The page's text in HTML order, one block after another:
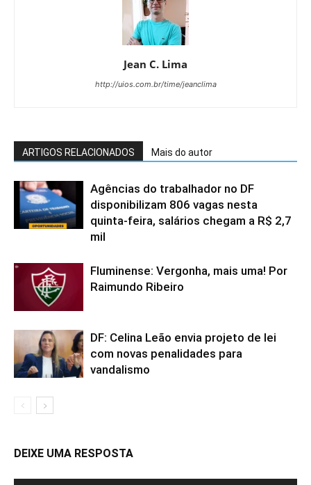
Jean C. Lima
http://uios.com.br/time/jeanclima
ARTIGOS RELACIONADOS Mais do autor
Agências do trabalhador no DF
disponibilizam 806 vagas nesta
quinta-feira, salários chegam a R$ 2,7
mil
Fluminense: Vergonha, mais uma! Por
Raimundo Ribeiro
DF: Celina Leão envia projeto de lei
com novas penalidades para
vandalismo
DEIXE UMA RESPOSTA